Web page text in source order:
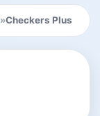
»Checkers Plus